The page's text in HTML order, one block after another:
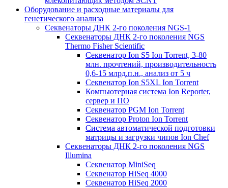
Оборудование и расходные материалы для
генетического анализа
Секвенаторы ДНК 2-го поколения NGS-1
Секвенаторы ДНК 2-го поколения NGS
Thermo Fisher Scientific
Секвенатор Ion S5 Ion Torrent, 3-80
млн. прочтений, производительность
0,6-15 млрд.п.н., анализ от 5 ч
Секвенатор Ion S5XL Ion Torrent
Компьютерная система Ion Reporter,
сервер и ПО
Секвенатор PGM Ion Torrent
Секвенатор Proton Ion Torrent
Система автоматической подготовки
матрицы и загрузки чипов Ion Chef
Секвенаторы ДНК 2-го поколения NGS
Illumina
Секвенатор MiniSeq
Секвенатор HiSeq 4000
Секвенатор HiSeq 2000